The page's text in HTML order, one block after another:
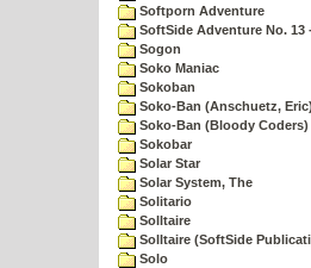
Softporn Adventure
SoftSide Adventure No. 13
Sogon
Soko Maniac
Sokoban
Soko-Ban (Anschuetz,
Soko-Ban (Bloody Coders)
Sokobar
Solar Star
Solar System, The
Solitario
Solltaire
Solltaire (SoftSide
Solo